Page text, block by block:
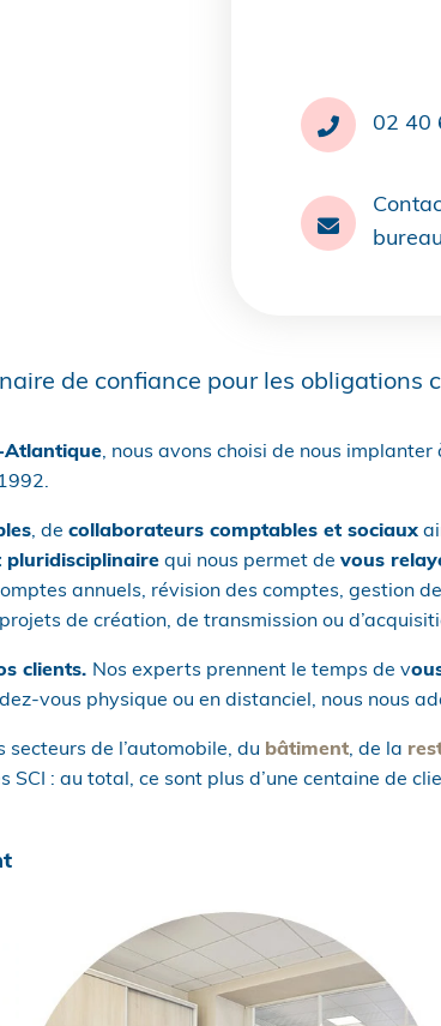
02 40
bureau
de confiance pour les obligations
Atlantique, nous avons choisi de nous
, de collaborateurs comptables et sociaux
pluridisciplinaire qui nous permet de vous
annuels, révision des comptes, gestion
de création, de transmission ou
clients. Nos experts prennent le temps de v
vous physique ou en distanciel, nous nous
secteurs de l’automobile, du bâtiment, de la
: au total, ce sont plus d’une centaine de